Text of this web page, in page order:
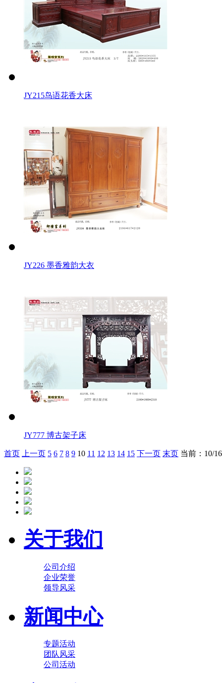
JY215鸟语花香大床
JY226 墨香雅韵大衣
JY777 博古架子床
首页 上一页 5 6 7 8 9 10 11 12 13 14 15 下一页 末页 当前：10/16
关于我们
公司介绍
企业荣誉
领导风采
新闻中心
专题活动
团队风采
公司活动